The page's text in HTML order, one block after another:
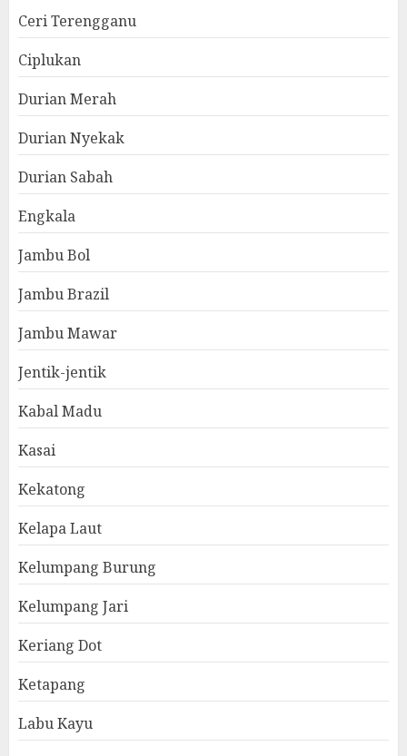
Ceri Terengganu
Ciplukan
Durian Merah
Durian Nyekak
Durian Sabah
Engkala
Jambu Bol
Jambu Brazil
Jambu Mawar
Jentik-jentik
Kabal Madu
Kasai
Kekatong
Kelapa Laut
Kelumpang Burung
Kelumpang Jari
Keriang Dot
Ketapang
Labu Kayu